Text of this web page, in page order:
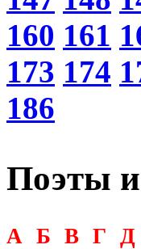
160 161
173 174
186
Поэты
А Б В Г Д